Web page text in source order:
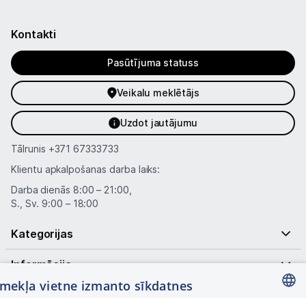
Kontakti
Pasūtījuma statuss
Veikalu meklētājs
Uzdot jautājumu
Tālrunis +371 67333733
Klientu apkalpošanas darba laiks:
Darba dienās 8:00 – 21:00,
S., Sv. 9:00 – 18:00
Kategorijas
Informācija
Noderīgas saites
vietne izmanto sīkdatnes